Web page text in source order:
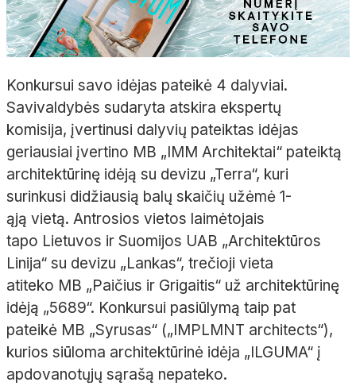
Konkursui savo idėjas pateikė 4 dalyviai.
Savivaldybės sudaryta atskira ekspertų
komisija, įvertinusi dalyvių pateiktas idėjas
geriausiai įvertino MB „IMM Architektai“ pateiktą
architektūrinę idėją su devizu „Terra“, kuri
surinkusi didžiausią balų skaičių užėmė 1-
ąją vietą. Antrosios vietos laimėtojais
tapo Lietuvos ir Suomijos UAB „Architektūros
Linija“ su devizu „Lankas“, trečioji vieta
atiteko MB „Paičius ir Grigaitis“ už architektūrinę
idėją „5689“. Konkursui pasiūlymą taip pat
pateikė MB „Syrusas“ („IMPLMNT architects“),
kurios siūloma architektūrinė idėja „ILGUMA“ į
apdovanotųjų sąrašą nepateko.